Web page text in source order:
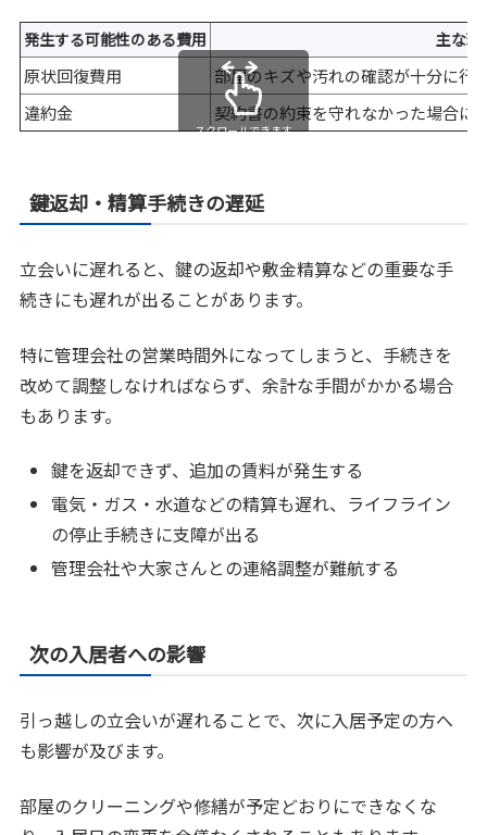
発生する可能性のある費用 主な理
原状回復費用
部屋のキズや汚れの確認が十分に行
違約金
契約書の約束を守れなかった場合に
スクロールできます
鍵返却・精算手続きの遅延
立会いに遅れると、鍵の返却や敷金精算などの重要な手
続きにも遅れが出ることがあります。
特に管理会社の営業時間外になってしまうと、手続きを
改めて調整しなければならず、余計な手間がかかる場合
もあります。
鍵を返却できず、追加の賃料が発生する
電気・ガス・水道などの精算も遅れ、ライフライン
の停止手続きに支障が出る
管理会社や大家さんとの連絡調整が難航する
次の入居者への影響
引っ越しの立会いが遅れることで、次に入居予定の方へ
も影響が及びます。
部屋のクリーニングや修繕が予定どおりにできなくな